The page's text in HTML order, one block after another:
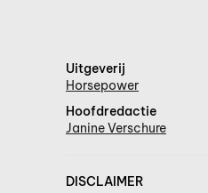
Uitgeverij
Horsepower
Hoofdredactie
Janine Verschure
DISCLAIMER